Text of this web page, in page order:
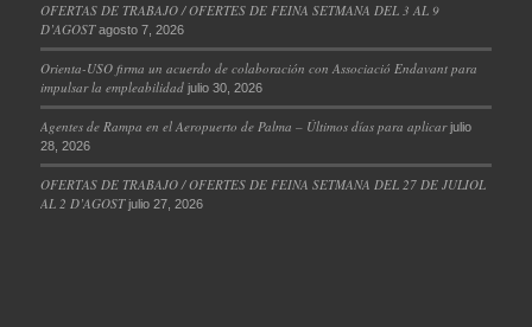
OFERTAS DE TRABAJO / OFERTES DE FEINA SETMANA DEL 3 AL 9
D’AGOST agosto 7, 2026
Orienta-USO firma un acuerdo de colaboración con Associació Endavant para
impulsar la empleabilidad julio 30, 2026
Agentes de Rampa en el Aeropuerto de Palma – Últimos días para aplicar julio
28, 2026
OFERTAS DE TRABAJO / OFERTES DE FEINA SETMANA DEL 27 DE JULIOL
AL 2 D’AGOST julio 27, 2026